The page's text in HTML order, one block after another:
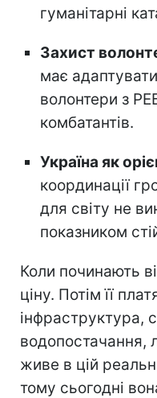
гуманітарні
Захист
має
волонтери з
комбатантів.
Україна як
координації
для світу не
показником
Коли починають
ціну. Потім її
інфраструктура,
водопостачання,
живе в цій
тому сьогодні